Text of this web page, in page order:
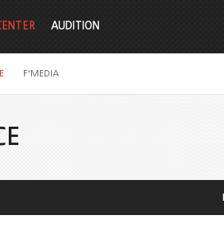
F'MEDIA
AUDITION